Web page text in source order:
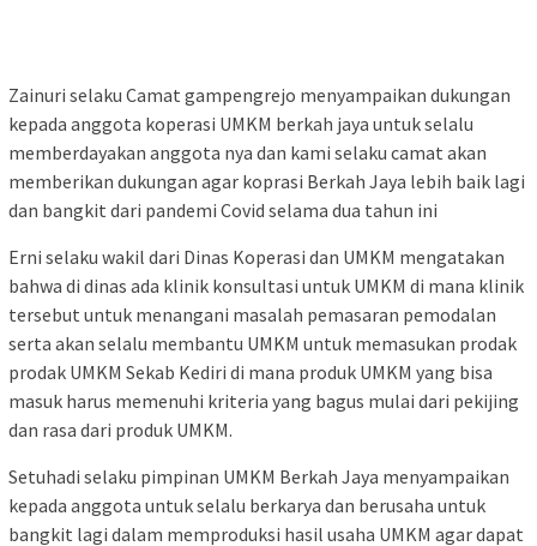
Zainuri selaku Camat gampengrejo menyampaikan dukungan
kepada anggota koperasi UMKM berkah jaya untuk selalu
memberdayakan anggota nya dan kami selaku camat akan
memberikan dukungan agar koprasi Berkah Jaya lebih baik lagi
dan bangkit dari pandemi Covid selama dua tahun ini
Erni selaku wakil dari Dinas Koperasi dan UMKM mengatakan
bahwa di dinas ada klinik konsultasi untuk UMKM di mana klinik
tersebut untuk menangani masalah pemasaran pemodalan
serta akan selalu membantu UMKM untuk memasukan prodak
prodak UMKM Sekab Kediri di mana produk UMKM yang bisa
masuk harus memenuhi kriteria yang bagus mulai dari pekijing
dan rasa dari produk UMKM.
Setuhadi selaku pimpinan UMKM Berkah Jaya menyampaikan
kepada anggota untuk selalu berkarya dan berusaha untuk
bangkit lagi dalam memproduksi hasil usaha UMKM agar dapat